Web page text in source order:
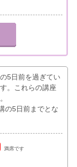
5日前を過ぎてい
。これらの講座
の5日前までとな
満席です